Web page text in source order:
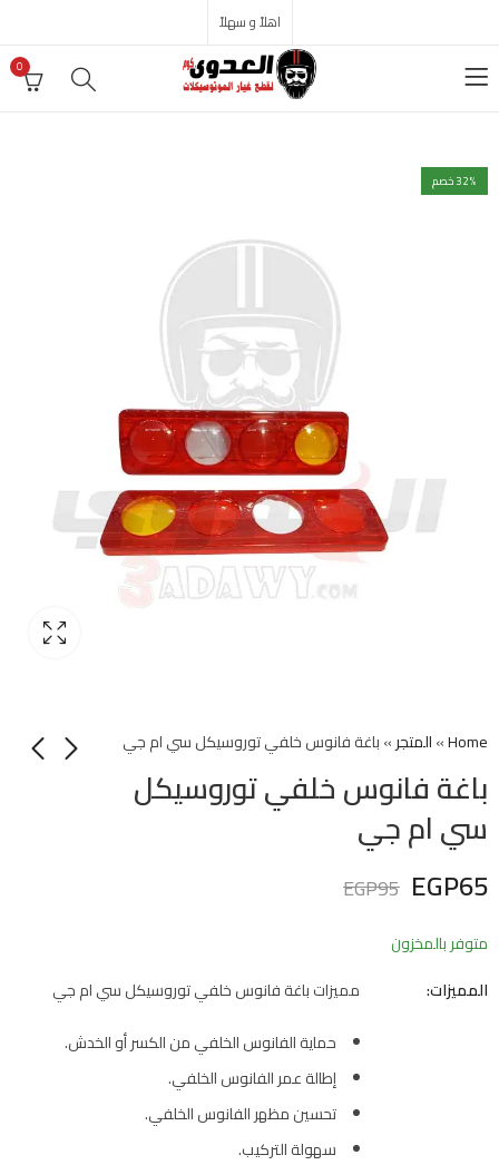
اهلاً و سهلاً
0
32% خصم
Home
»المتجر»باغة فانوس خلفي توروسيكل سي ام جي
باغة فانوس خلفي توروسيكل
سي ام جي
EGP65
EGP95
متوفر بالمخزون
المميزات:
مميزات باغة فانوس خلفي توروسيكل سي ام جي
حماية الفانوس الخلفي من الكسر أو الخدش.
إطالة عمر الفانوس الخلفي.
تحسين مظهر الفانوس الخلفي.
سهولة التركيب.